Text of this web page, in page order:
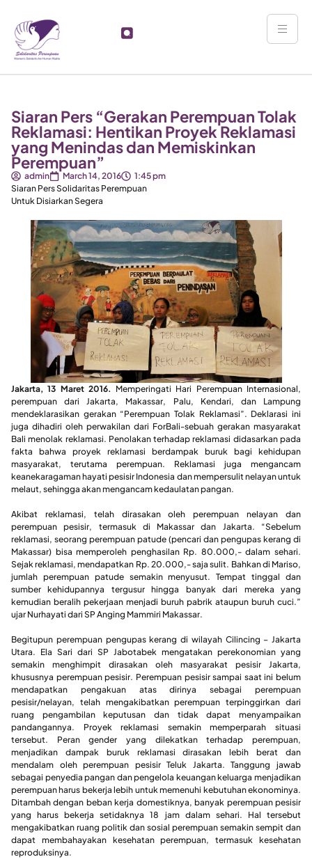
Siaran Pers “Gerakan Perempuan Tolak
Reklamasi: Hentikan Proyek Reklamasi
yang Menindas dan Memiskinkan
Perempuan”
admin March 14, 2016
1:45 pm
Siaran Pers Solidaritas Perempuan
Untuk Disiarkan Segera
Jakarta, 13 Maret 2016. Memperingati Hari Perempuan Internasional,
perempuan dari Jakarta, Makassar, Palu, Kendari, dan Lampung
mendeklarasikan gerakan “Perempuan Tolak Reklamasi”. Deklarasi ini
juga dihadiri oleh perwakilan dari ForBali-sebuah gerakan masyarakat
Bali menolak reklamasi. Penolakan terhadap reklamasi didasarkan pada
fakta bahwa proyek reklamasi berdampak buruk bagi kehidupan
masyarakat, terutama perempuan. Reklamasi juga mengancam
keanekaragaman hayati pesisir Indonesia dan mempersulit nelayan untuk
melaut, sehingga akan mengancam kedaulatan pangan.
Akibat reklamasi, telah dirasakan oleh perempuan nelayan dan
perempuan pesisir, termasuk di Makassar dan Jakarta. “Sebelum
reklamasi, seorang perempuan patude (pencari dan pengupas kerang di
Makassar) bisa memperoleh penghasilan Rp. 80.000,- dalam sehari.
Sejak reklamasi, mendapatkan Rp. 20.000,- saja sulit. Bahkan di Mariso,
jumlah perempuan patude semakin menyusut. Tempat tinggal dan
sumber kehidupannya tergusur hingga banyak dari mereka yang
kemudian beralih pekerjaan menjadi buruh pabrik ataupun buruh cuci.”
ujar Nurhayati dari SP Anging Mammiri Makassar.
Begitupun perempuan pengupas kerang di wilayah Cilincing – Jakarta
Utara. Ela Sari dari SP Jabotabek mengatakan perekonomian yang
semakin menghimpit dirasakan oleh masyarakat pesisir Jakarta,
khususnya perempuan pesisir. Perempuan pesisir sampai saat ini belum
mendapatkan pengakuan atas dirinya sebagai perempuan
pesisir/nelayan, telah mengakibatkan perempuan terpinggirkan dari
ruang pengambilan keputusan dan tidak dapat menyampaikan
pandangannya. Proyek reklamasi semakin memperparah situasi
tersebut. Peran gender yang dilekatkan terhadap perempuan,
menjadikan dampak buruk reklamasi dirasakan lebih berat dan
mendalam oleh perempuan pesisir Teluk Jakarta. Tanggung jawab
sebagai penyedia pangan dan pengelola keuangan keluarga menjadikan
perempuan harus bekerja lebih untuk memenuhi kebutuhan ekonominya.
Ditambah dengan beban kerja domestiknya, banyak perempuan pesisir
yang harus bekerja setidaknya 18 jam dalam sehari. Hal tersebut
mengakibatkan ruang politik dan sosial perempuan semakin sempit dan
dapat membahayakan kesehatan perempuan, termasuk kesehatan
reproduksinya.